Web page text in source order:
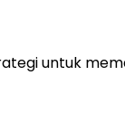
untuk